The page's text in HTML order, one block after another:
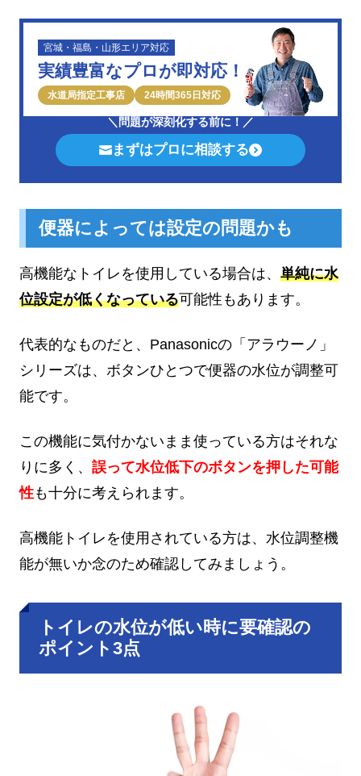
宮城・福島・山形エリア対応
実績豊富なプロが即対応！
水道局指定工事店 24時間365日対応
＼問題が深刻化する前に！／
まずはプロに相談する
便器によっては設定の問題かも
高機能なトイレを使用している場合は、 単純に水
位設定が低くなっている可能性もあります。
代表的なものだと、Panasonicの「アラウーノ」
シリーズは、ボタンひとつで便器の水位が調整可
能です。
この機能に気付かないまま使っている方はそれな
りに多く、 誤って水位低下のボタンを押した可能
性も十分に考えられます。
高機能トイレを使用されている方は、水位調整機
能が無いか念のため確認してみましょう。
トイレの水位が低い時に要確認の
ポイント3点